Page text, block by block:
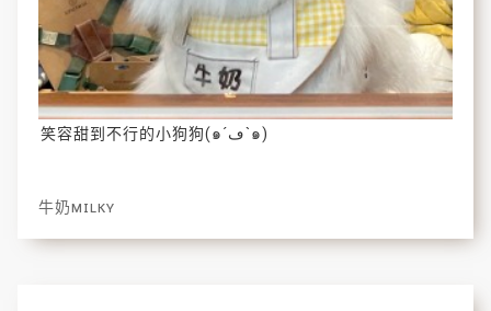
笑容甜到不行的小狗狗(๑´ڡ`๑)
牛奶ᴍɪʟᴋʏ